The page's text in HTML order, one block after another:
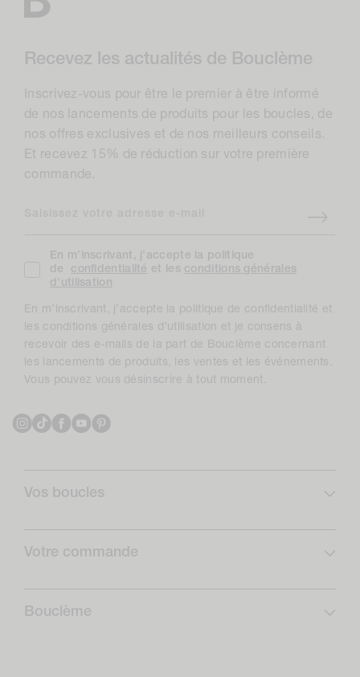
Recevez les actualités de Bouclème
Inscrivez-vous pour être le premier à être informé
de nos lancements de produits pour les boucles, de
nos offres exclusives et de nos meilleurs conseils.
Et recevez 15% de réduction sur votre première
commande.
En m’inscrivant, j’accepte la politique
de confidentialité et les conditions générales
d’utilisation
En m’inscrivant, j’accepte la politique de confidentialité et
les conditions générales d’utilisation et je consens à
recevoir des e-mails de la part de Bouclème concernant
les lancements de produits, les ventes et les événements.
Vous pouvez vous désinscrire à tout moment.
Instagram
TikTokFacebook
YouTube
Vos boucles
Profil de boucles
Curlcare
Routines boucles
Votre commande
FAQ
Livraison
Bouclème